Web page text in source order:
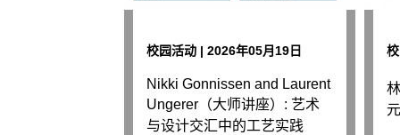
校园活动 | 2026年05月19日
Nikki Gonnissen and Laurent
Ungerer（大师讲座）: 艺术
与设计交汇中的工艺实践